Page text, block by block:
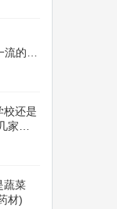
的区
校还是
家学
蔬菜
材)